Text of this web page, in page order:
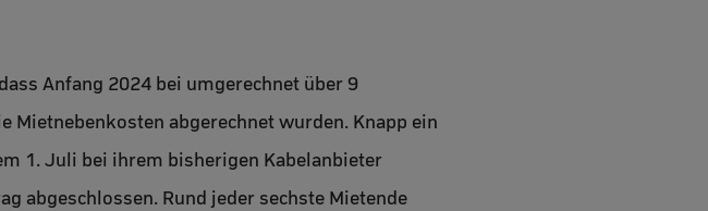
Anfang 2024 bei umgerechnet über 9
Mietnebenkosten abgerechnet wurden. Knapp ein
1. Juli bei ihrem bisherigen Kabelanbieter
abgeschlossen. Rund jeder sechste Mietende